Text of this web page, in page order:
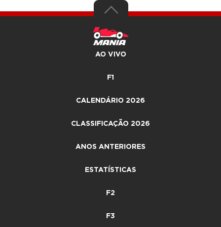
AO VIVO
F1
CALENDÁRIO 2026
CLASSIFICAÇÃO 2026
ANOS ANTERIORES
ESTATÍSTICAS
F2
F3